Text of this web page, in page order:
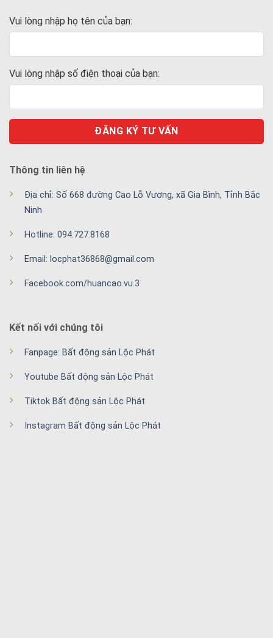
Thông tin liên hệ
Địa chỉ: Số 668 đường Cao Lỗ Vương, xã Gia Bình, Tỉnh Bắc
Ninh
Hotline: 094.727.8168
Email: locphat36868@gmail.com
Facebook.com/huancao.vu.3
Kết nối với chúng tôi
Fanpage: Bất động sản Lộc Phát
Youtube Bất động sản Lộc Phát
Tiktok Bất động sản Lộc Phát
Instagram Bất động sản Lộc Phát
Vui lòng nhập họ tên của bạn:
Vui lòng nhập số điện thoại của bạn: